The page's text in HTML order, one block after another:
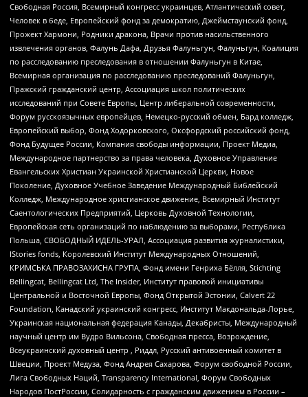
Свободная Россия, Всемирный конгресс украинцев, Атлантический совет,
Человек в беде, Европейский фонд за демократию, Джеймстаунский фонд,
Прожект Хармони, Родники дракона, Врачи против насильственного
извлечения органов, Фалунь Дафа, Друзья Фалуньгун, Фалуньгун, Коалиция
по расследованию преследования в отношении Фалуньгун в Китае,
Всемирная организация по расследованию преследований Фалуньгун,
Пражский гражданский центр, Ассоциация школ политических
исследований при Совете Европы, Центр либеральной современности,
Форум русскоязычных европейцев, Немецко-русский обмен, Бард колледж,
Европейский выбор, Фонд Ходорковского, Оксфордский российский фонд,
Фонд Будущее России, Компания свободы информации, Проект Медиа,
Международное партнерство за права человека, Духовное Управление
Евангельских Христиан Украинской Христианской Церкви, Новое
Поколение, Духовное Учебное Заведение Международный Библейский
Колледж, Международное христианское движение, Всемирный Институт
Саентологических Предприятий, Церковь Духовной Технологии,
Европейская сеть организаций по наблюдению за выборами, Республика
Польша, СВОБОДНЫЙ ИДЕЛЬ-УРАЛ, Ассоциация развития журналистики,
IStories fonds, Королевский Институт Международных Отношений,
КРИМСЬКА ПРАВОЗАХИСНА ГРУПА, Фонд имени Генриха Бёлля, Stichting
Bellingcat, Bellingcat Ltd, The Insider, Институт правовой инициативы
Центральной и Восточной Европы, Фонд Открытой Эстонии, Calvert 22
Foundation, Канадский украинский конгресс, Институт Макдональда-Лорье,
Украинская национальная федерация Канады, Декабристы, Международный
научный центр им Вудро Вильсона, Свободная пресса, Возрождение,
Всеукраинский духовный центр , Риддл, Русский антивоенный комитет в
Швеции, Проект Медуза, Фонд Андрея Сахарова, Форум свободной России,
Лига Свободных Наций, Transparеncy International, Форум Свободных
Народов ПостРоссии, Солидарность с гражданским движением в России –